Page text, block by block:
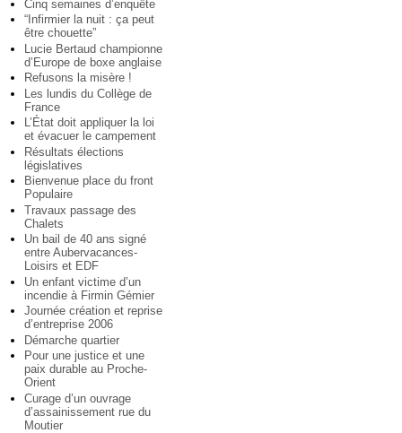
Cinq semaines d’enquête
“Infirmier la nuit : ça peut
être chouette”
Lucie Bertaud championne
d’Europe de boxe anglaise
Refusons la misère !
Les lundis du Collège de
France
L’État doit appliquer la loi
et évacuer le campement
Résultats élections
législatives
Bienvenue place du front
Populaire
Travaux passage des
Chalets
Un bail de 40 ans signé
entre Aubervacances-
Loisirs et EDF
Un enfant victime d’un
incendie à Firmin Gémier
Journée création et reprise
d’entreprise 2006
Démarche quartier
Pour une justice et une
paix durable au Proche-
Orient
Curage d’un ouvrage
d’assainissement rue du
Moutier